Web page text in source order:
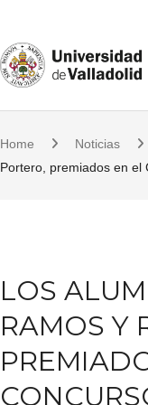
i
t
o
c
t
Home Noticias
Portero, premiados en el
LOS
RAMOS Y